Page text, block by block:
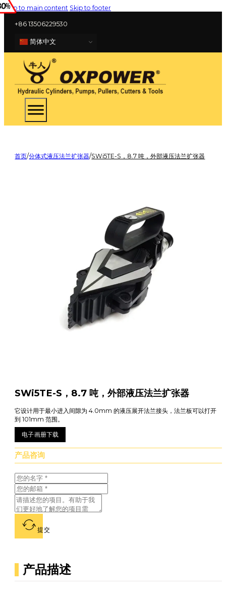
Skip to main content Skip to footer
+86 13506229530
简体中文
首页/分体式液压法兰扩张器/SWi5TE-S，8.7 吨，外部液压法兰扩张器
SWi5TE-S，8.7 吨，外部液压法兰扩张器
它设计用于最小进入间隙为 4.0mm 的液压展开法兰接头，法兰板可以打开
到 101mm 范围。
电子画册下载
产品咨询
提交
产品描述